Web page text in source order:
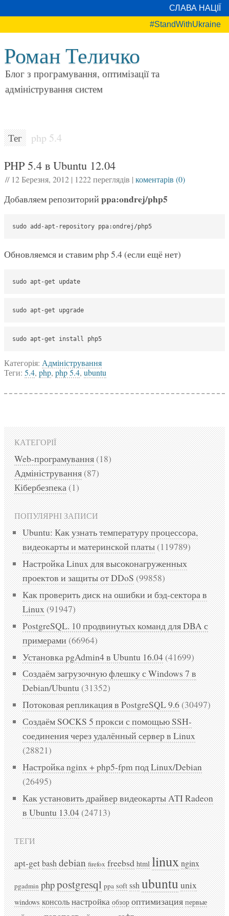
СЛАВА НАЦІЇ
#StandWithUkraine
Роман Теличко
Блог з програмування, оптимізації та
адміністрування систем
Тег php 5.4
PHP 5.4 в Ubuntu 12.04
// 12 Березня, 2012| 1222 переглядів | коментарів (0)
Добавляем репозиторий ppa:ondrej/php5
sudo add-apt-repository ppa:ondrej/php5
Обновляемся и ставим php 5.4 (если ещё нет)
sudo apt-get update
sudo apt-get upgrade
sudo apt-get install php5
Категорія: Адміністрування
Теги: 5.4, php,php 5.4,ubuntu
КАТЕГОРІЇ
Web-програмування(18)
Адміністрування(87)
Кібербезпека(1)
ПОПУЛЯРНІ ЗАПИСИ
Ubuntu: Как узнать температуру процессора,
видеокарты и материнской платы(119789)
Настройка Linux для высоконагруженных
проектов и защиты от DDoS(99858)
Как проверить диск на ошибки и бэд-сектора в
Linux(91947)
PostgreSQL. 10 продвинутых команд для DBA с
примерами(66964)
Установка pgAdmin4 в Ubuntu 16.04(41699)
Создаём загрузочную флешку с Windows 7 в
Debian/Ubuntu(31352)
Потоковая репликация в PostgreSQL 9.6(30497)
Создаём SOCKS 5 прокси с помощью SSH-
соединения через удалённый сервер в Linux
(28821)
Настройка nginx + php5-fpm под Linux/Debian
(26495)
Как установить драйвер видеокарты ATI Radeon
в Ubuntu 13.04(24713)
ТЕГИ
apt-getbashdebian firefox freebsd html linuxnginx
pgadmin phppostgresql ppa soft sshubuntuunix
windows консольнастройка обзор оптимизация первые